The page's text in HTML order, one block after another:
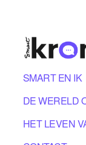
SMART EN IK
DE WERELD
HET LEVEN